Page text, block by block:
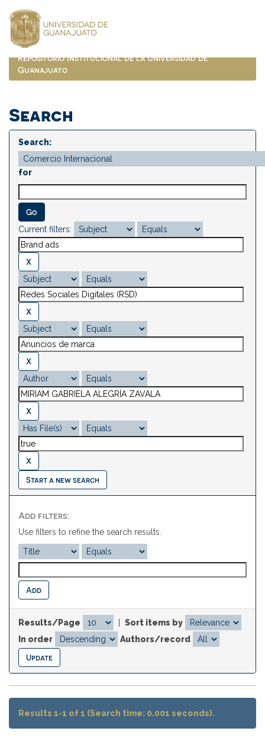
navigation
Repositorio Institucional de la Universidad de
Guanajuato
Search
Search:
for
Current filters:
Start a new search
Add filters:
Use filters to refine the search results.
Results/Page
Sort items by
In order
Authors/record
Results 1-1 of 1 (Search time: 0.001 seconds).